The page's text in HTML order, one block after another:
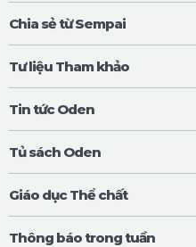
Chia sẻ từ Sempai
Tư liệu Tham khảo
Tin tức Oden
Tủ sách Oden
Giáo dục Thể chất
Thông báo trong tuần